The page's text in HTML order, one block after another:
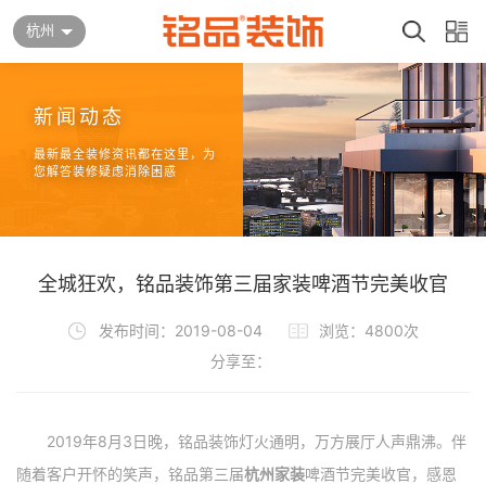
杭州
新闻动态
最新最全装修资讯都在这里，为
您解答装修疑虑消除困惑
全城狂欢，铭品装饰第三届家装啤酒节完美收官
发布时间：2019-08-04
浏览：4800次
分享至：
2019年8月3日晚，铭品装饰灯火通明，万方展厅人声鼎沸。伴
随着客户开怀的笑声，铭品第三届杭州家装啤酒节完美收官，感恩